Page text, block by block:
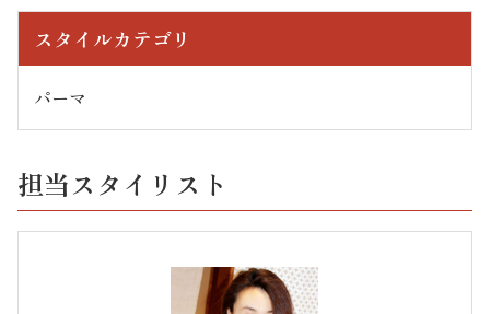
スタイルカテゴリ
パーマ
担当スタイリスト